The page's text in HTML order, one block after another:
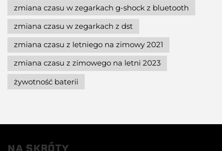
zmiana czasu w zegarkach g-shock z bluetooth
zmiana czasu w zegarkach z dst
zmiana czasu z letniego na zimowy 2021
zmiana czasu z zimowego na letni 2023
żywotność baterii
NA SKRÓTY